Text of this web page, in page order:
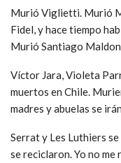
Murió Viglietti. Murió
Fidel, y hace tiempo
Murió Santiago
Víctor Jara, Violeta
muertos en Chile.
madres y abuelas se
Serrat y Les Luthiers
se reciclaron. Yo no